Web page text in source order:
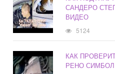
САНДЕРО
ВИДЕО
5124
КАК
РЕНО СИМБОЛ